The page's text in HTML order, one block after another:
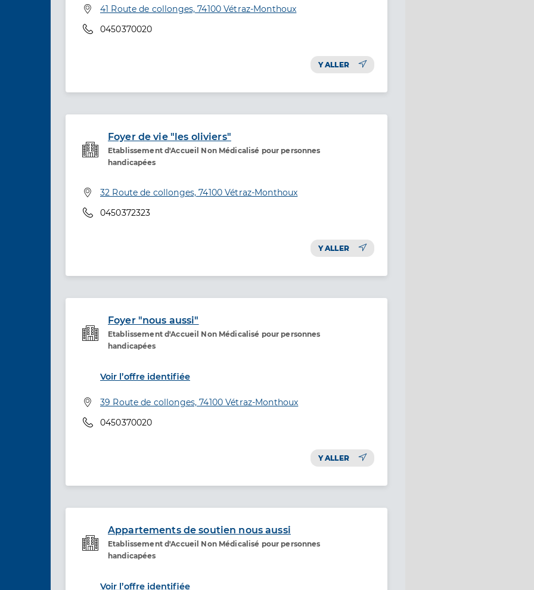
Adresse
41 Route de collonges, 74100 Vétraz-Monthoux
Téléphone
0450370020
Y ALLER
Foyer de vie "les oliviers"
Etablissement d'Accueil Non Médicalisé pour personnes
handicapées
Etablissement de soins
Adresse
32 Route de collonges, 74100 Vétraz-Monthoux
Téléphone
0450372323
Y ALLER
Foyer "nous aussi"
Etablissement d'Accueil Non Médicalisé pour personnes
handicapées
Etablissement de soins
Voir l’offre identifiée
Adresse
39 Route de collonges, 74100 Vétraz-Monthoux
Téléphone
0450370020
Y ALLER
Appartements de soutien nous aussi
Etablissement d'Accueil Non Médicalisé pour personnes
handicapées
Etablissement de soins
Voir l’offre identifiée